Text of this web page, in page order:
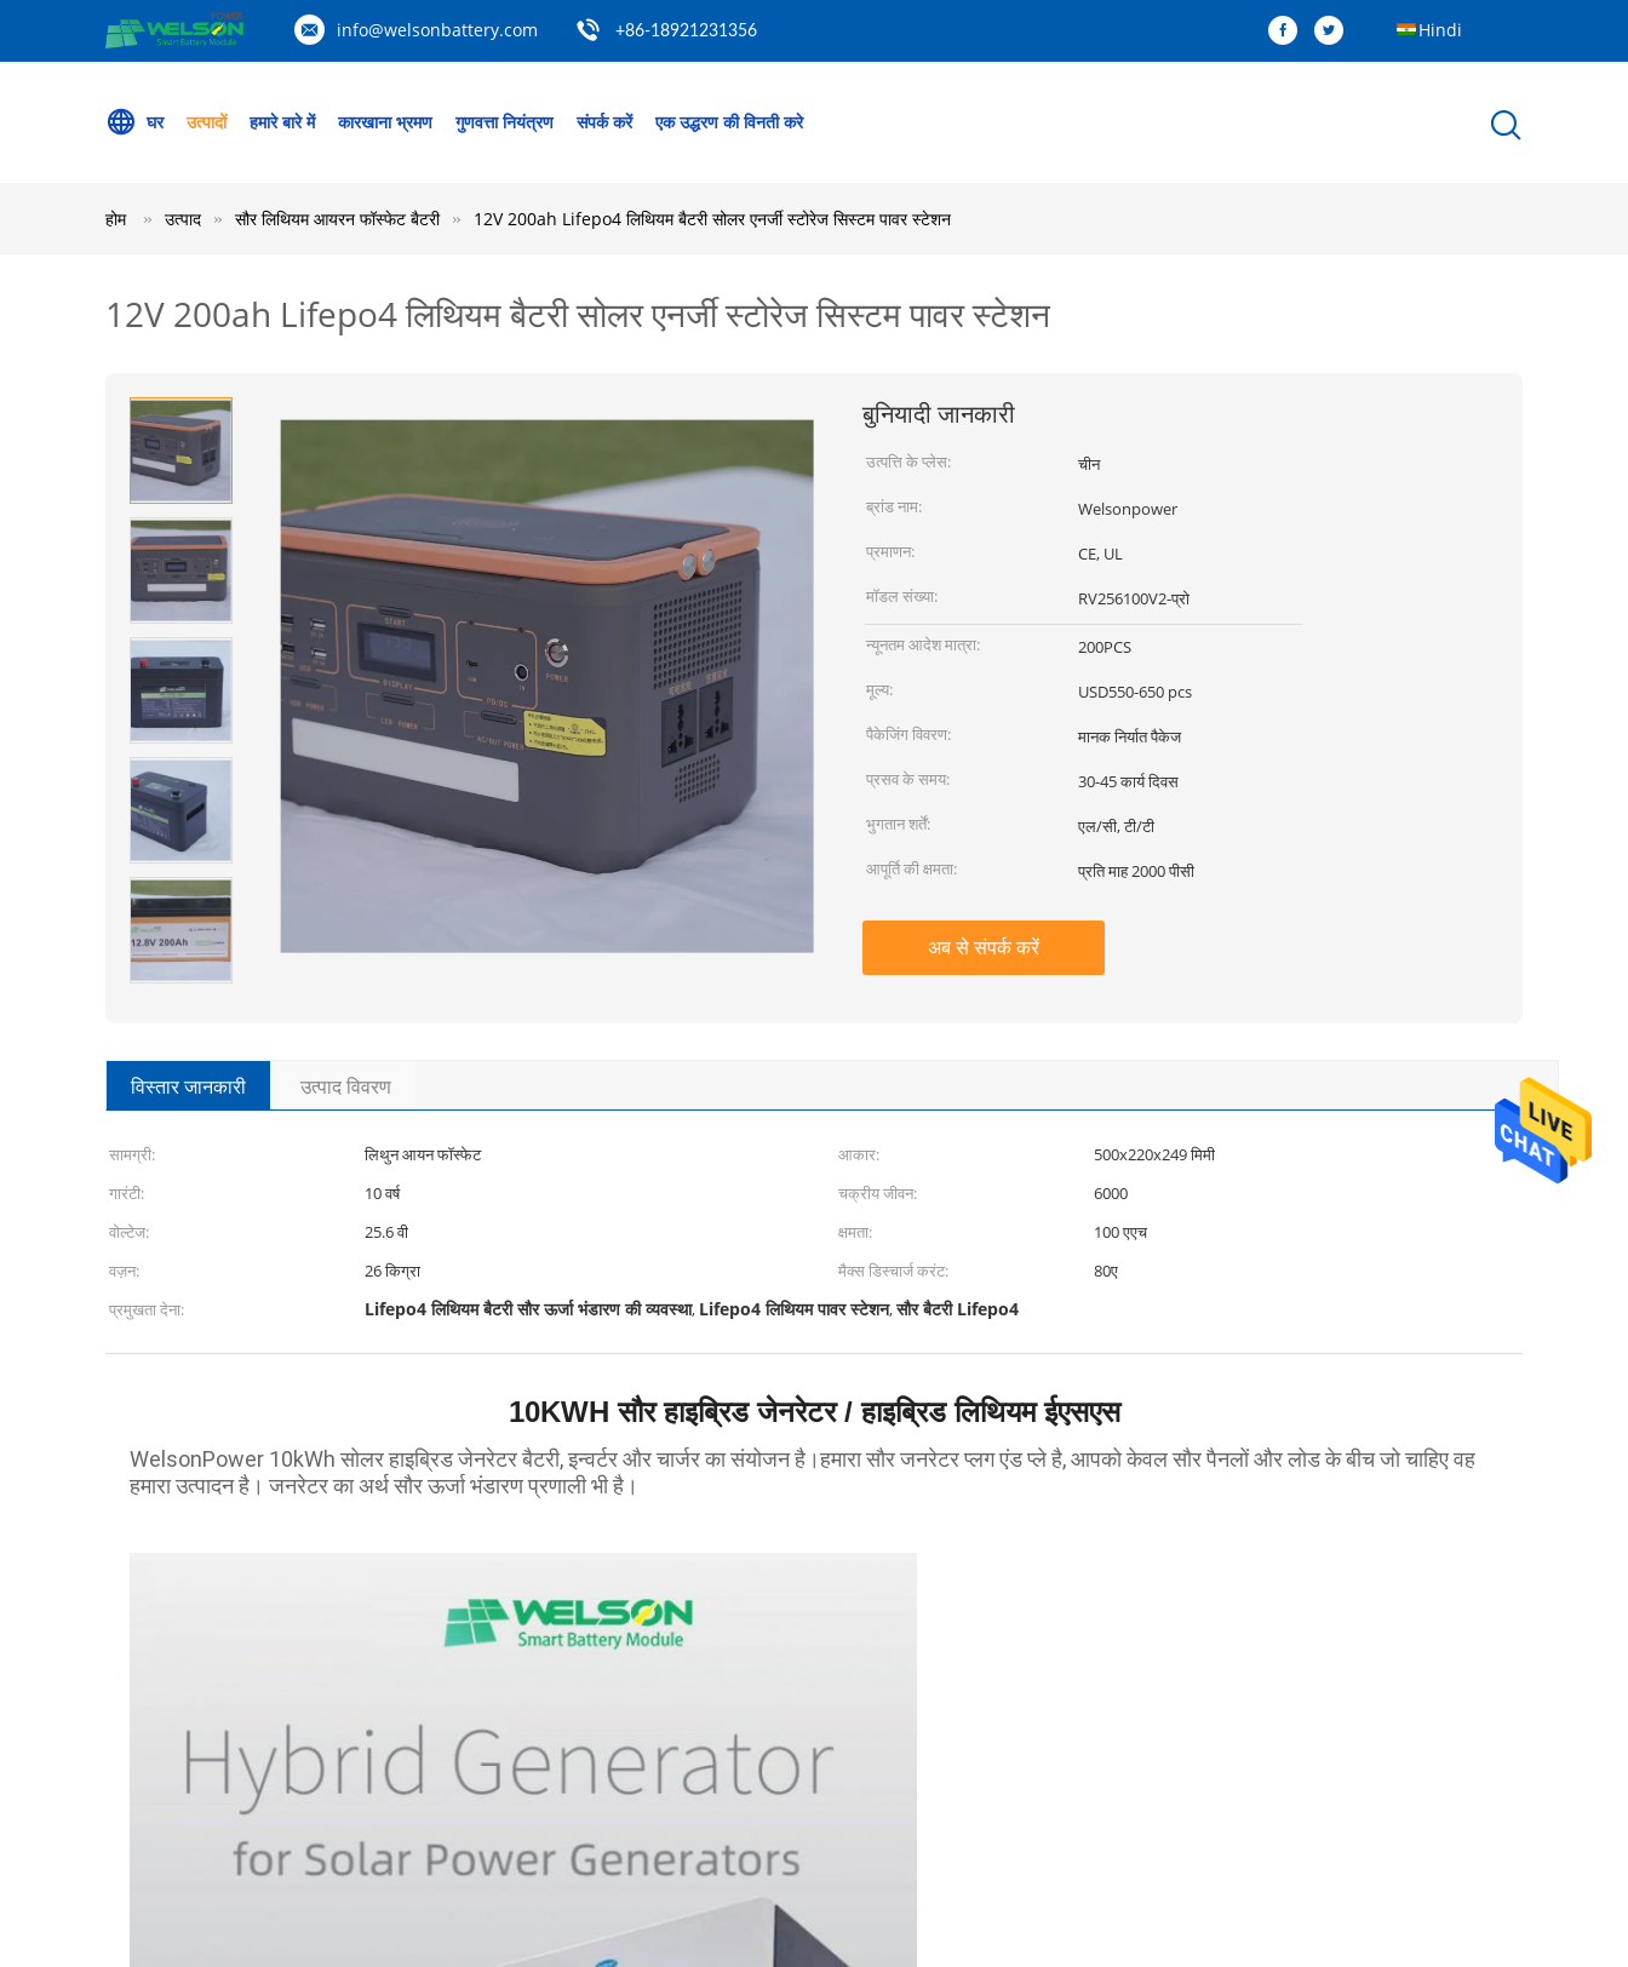
info@welsonbattery.com +86-18921231356 Hindi
घर उत्पादों हमारे बारे में कारखाना भ्रमण गुणवत्ता नियंत्रण संपर्क करें एक उद्धरण की विनती करे
होम उत्पाद सौर लिथियम आयरन फॉस्फेट बैटरी 12V 200ah Lifepo4 लिथियम बैटरी सोलर एनर्जी स्टोरेज सिस्टम पावर स्टेशन
12V 200ah Lifepo4 लिथियम बैटरी सोलर एनर्जी स्टोरेज सिस्टम पावर स्टेशन
बुनियादी जानकारी
उत्पत्ति के प्लेस:
चीन
ब्रांड नाम:
Welsonpower
प्रमाणन:
CE, UL
मॉडल संख्या:
RV256100V2-प्रो
न्यूनतम आदेश मात्रा:
200PCS
मूल्य:
USD550-650 pcs
पैकेजिंग विवरण:
मानक निर्यात पैकेज
प्रसव के समय:
30-45 कार्य दिवस
भुगतान शर्तें:
एल/सी, टी/टी
आपूर्ति की क्षमता:
प्रति माह 2000 पीसी
अब से संपर्क करें
विस्तार जानकारी उत्पाद विवरण
सामग्री: लिथुन आयन फॉस्फेट आकार:
500x220x249 मिमी
गारंटी:
10 वर्ष चक्रीय जीवन:
6000
वोल्टेज:
25.6 वी क्षमता:
100 एएच
वज़न:
26 किग्रा मैक्स डिस्चार्ज करंट:
80ए
प्रमुखता देना:
Lifepo4 लिथियम बैटरी सौर ऊर्जा भंडारण की व्यवस्था, Lifepo4 लिथियम पावर स्टेशन,सौर बैटरी Lifepo4
10KWH सौर हाइब्रिड जेनरेटर / हाइब्रिड लिथियम ईएसएस
WelsonPower 10kWh सोलर हाइब्रिड जेनरेटर बैटरी, इन्वर्टर और चार्जर का संयोजन है।हमारा सौर जनरेटर प्लग एंड प्ले है, आपको केवल सौर पैनलों और लोड के बीच जो चाहिए वह
हमारा उत्पादन है। जनरेटर का अर्थ सौर ऊर्जा भंडारण प्रणाली भी है।